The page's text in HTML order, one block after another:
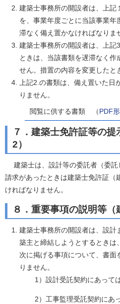
建築士事務所の開設者は、上
を、事業年度ごとに当該事業
滞なく備え置かなければなりま
建築士事務所の開設者は、上記
ときは、当該書類を遅滞なく作
せん。措置の内容を変更したと
上記2.の書類は、備え置いた日
りません。
閲覧に供する書類 （PDF
７．建築士免許証等の
2）
建築士は、設計等の委託者（委託
請求があったときは建築士免許証（
ければなりません。
８．重要事項の説明等（
建築士事務所の開設者は、設計
築主と締結しようとするときは
次に掲げる事項について、書
りません。
1）設計受託契約にあって
2）工事監理受託契約にあ